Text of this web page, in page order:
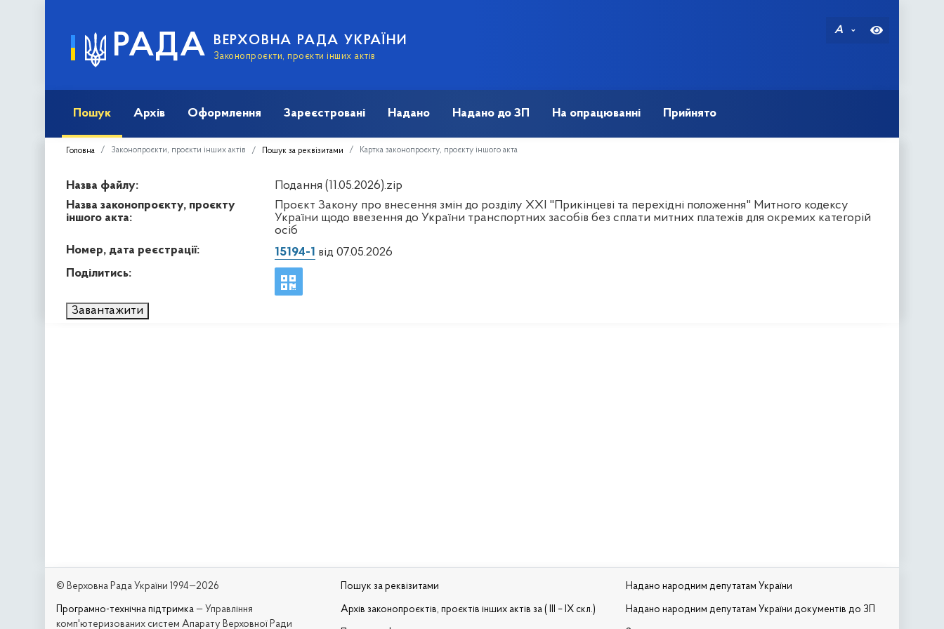
РАДА ВЕРХОВНА РАДА УКРАЇНИ
Законопроєкти, проєкти інших актів
A
Пошук Архів Оформлення Зареєстровані Надано Надано до ЗП На опрацюванні Прийнято
Головна Законопроєкти, проєкти інших актів Пошук за реквізитами Картка законопроєкту, проєкту іншого акта
Назва файлу:
Подання (11.05.2026).zip
Назва законопроєкту, проєкту
іншого акта:
Проєкт Закону про внесення змін до розділу XXI "Прикінцеві та перехідні положення" Митного кодексу
України щодо ввезення до України транспортних засобів без сплати митних платежів для окремих категорій
осіб
Номер, дата реєстрації:
15194-1 від 07.05.2026
Поділитись:
Завантажити
© Верховна Рада України 1994—2026
Програмно-технічна підтримка — Управління
комп'ютеризованих систем Апарату Верховної Ради
Пошук за реквізитами
Архів законопроєктів, проєктів інших актів за ( III – IX скл.)
Надано народним депутатам України
Надано народним депутатам України документів до ЗП